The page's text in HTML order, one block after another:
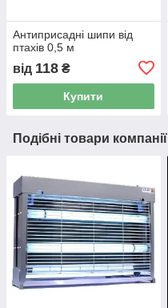
Антиприсадні шипи від
птахів 0,5 м
від 118 ₴
Купити
Подібні товари компанії